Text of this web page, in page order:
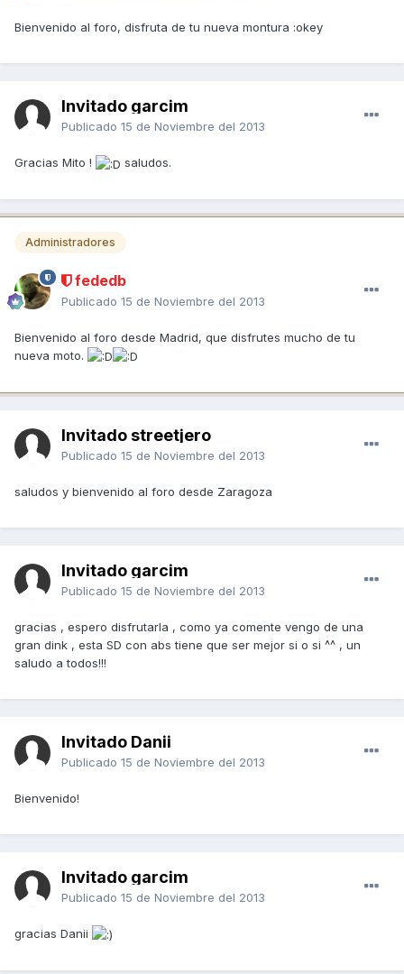
Bienvenido al foro, disfruta de tu nueva montura :okey
Invitado garcim
Publicado 15 de Noviembre del 2013
Gracias Mito ! saludos.
Administradores
fededb
Publicado 15 de Noviembre del 2013
Bienvenido al foro desde Madrid, que disfrutes mucho de tu
nueva moto.
Invitado streetjero
Publicado 15 de Noviembre del 2013
saludos y bienvenido al foro desde Zaragoza
Invitado garcim
Publicado 15 de Noviembre del 2013
gracias , espero disfrutarla , como ya comente vengo de una
gran dink , esta SD con abs tiene que ser mejor si o si ^^ , un
saludo a todos!!!
Invitado Danii
Publicado 15 de Noviembre del 2013
Bienvenido!
Invitado garcim
Publicado 15 de Noviembre del 2013
gracias Danii